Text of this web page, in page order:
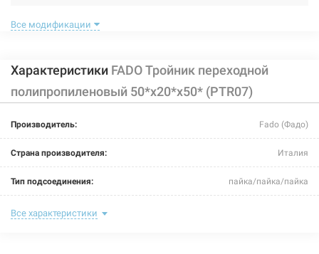
Артикул:203006
FADO Тройник переходной полипропиленовый
40*x20*x40* (PTR04)
30 грн
Все модификации
Характеристики FADO Тройник переходной
полипропиленовый 50*x20*x50* (PTR07)
Производитель: Fado (Фадо)
Страна производителя: Италия
Тип подсоединения: пайка/пайка/пайка
Номинальное давление:
Все характеристики